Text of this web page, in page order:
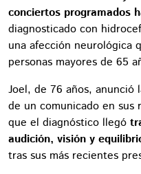
conciertos programados
diagnosticado con
una afección neurológica
personas mayores de 65
Joel, de 76 años,
de un comunicado en sus
que el diagnóstico llegó
audición, visión y
tras sus más recientes